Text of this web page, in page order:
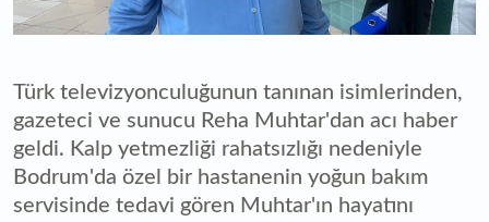
Türk televizyonculuğunun tanınan isimlerinden,
gazeteci ve sunucu Reha Muhtar'dan acı haber
geldi. Kalp yetmezliği rahatsızlığı nedeniyle
Bodrum'da özel bir hastanenin yoğun bakım
servisinde tedavi gören Muhtar'ın hayatını